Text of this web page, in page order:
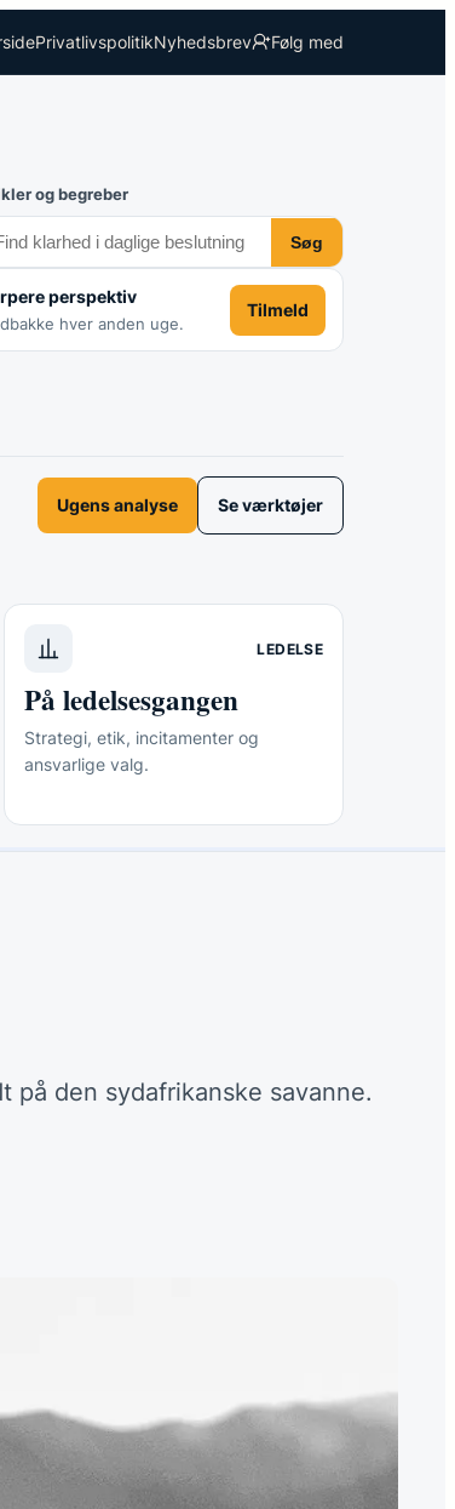
PrivatlivspolitikNyhedsbrev Følg med
og begreber
Søg
perspektiv
hver anden uge.
Tilmeld
Ugens analyse Se værktøjer
LEDELSE
På ledelsesgangen
Strategi, etik, incitamenter og
ansvarlige valg.
den sydafrikanske savanne.